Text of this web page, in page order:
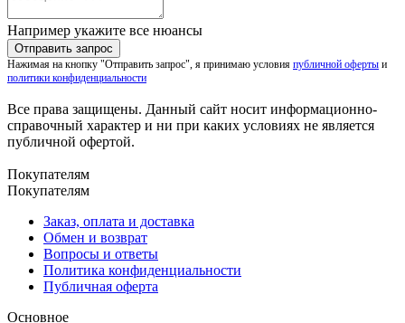
Например укажите все нюансы
Нажимая на кнопку "Отправить запрос", я принимаю условия публичной оферты и
политики конфиденциальности
Все права защищены. Данный сайт носит информационно-
справочный характер и ни при каких условиях не является
публичной офертой.
Покупателям
Покупателям
Заказ, оплата и доставка
Обмен и возврат
Вопросы и ответы
Политика конфиденциальности
Публичная оферта
Основное